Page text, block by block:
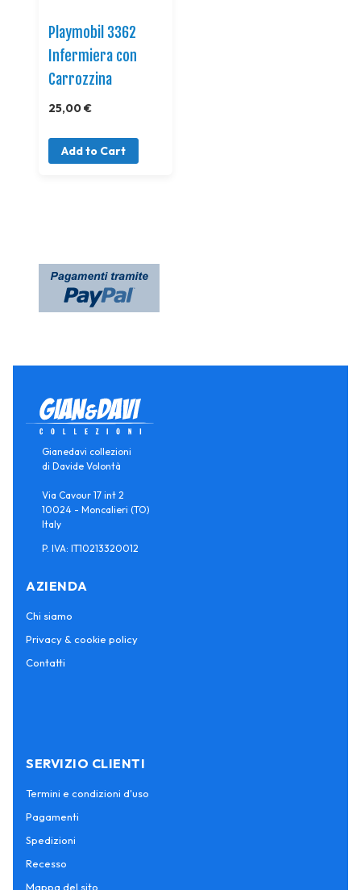
Playmobil 3362
Infermiera con
Carrozzina
25,00 €
Add to Cart
Gianedavi collezioni
di Davide Volontà
Via Cavour 17 int 2
10024 - Moncalieri (TO)
Italy
P. IVA: IT10213320012
AZIENDA
Chi siamo
Privacy & cookie policy
Contatti
SERVIZIO CLIENTI
Termini e condizioni d'uso
Pagamenti
Spedizioni
Recesso
Mappa del sito